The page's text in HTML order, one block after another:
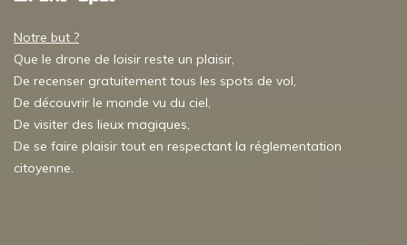
Notre but ?
Que le drone de loisir reste un plaisir,
De recenser gratuitement tous les spots de vol,
De découvrir le monde vu du ciel,
De visiter des lieux magiques,
De se faire plaisir tout en respectant la réglementation
citoyenne.